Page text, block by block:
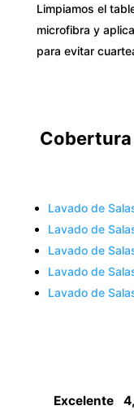
Limpiamos el
microfibra y
para evitar
Cobertura
Lavado de
Lavado de
Lavado de
Lavado de
Lavado de
Excelente